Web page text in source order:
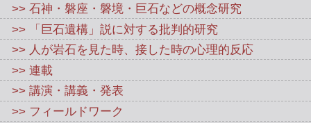
>> 石神・磐座・磐境・巨石などの概念研究
>> 「巨石遺構」説に対する批判的研究
>> 人が岩石を見た時、接した時の心理的反応
>> 連載
>> 講演・講義・発表
>> フィールドワーク